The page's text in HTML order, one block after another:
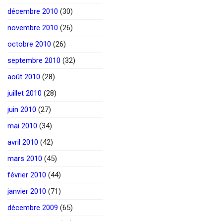
décembre 2010 (30)
novembre 2010 (26)
octobre 2010 (26)
septembre 2010 (32)
août 2010 (28)
juillet 2010 (28)
juin 2010 (27)
mai 2010 (34)
avril 2010 (42)
mars 2010 (45)
février 2010 (44)
janvier 2010 (71)
décembre 2009 (65)